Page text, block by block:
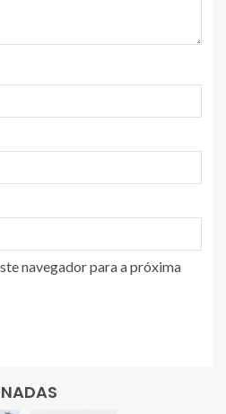
navegador para a próxima